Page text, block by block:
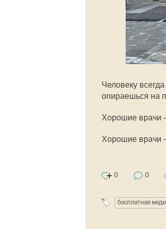
Человеку
опираешься на
Хорошие врачи
Хорошие врачи
0 0
бесплатная